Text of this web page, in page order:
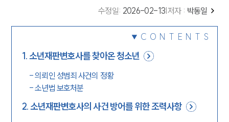
수정일: 2026-02-13 저자 : 박동일
CONTENTS
1.소년재판변호사를 찾아온 청소년
-의뢰인 성범죄 사건의 정황
-소년법 보호처분
2.소년재판변호사의 사건 방어를 위한 조력사항